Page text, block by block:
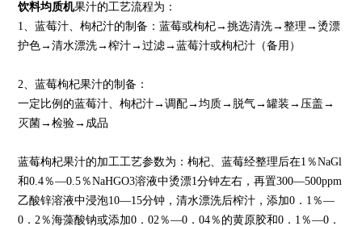
饮料均质机果汁的工艺流程为：
1、蓝莓汁、枸杞汁的制备：蓝莓或枸杞→挑选清洗→整理→烫漂
护色→清水漂洗→榨汁→过滤→蓝莓汁或枸杞汁（备用）
2、蓝莓枸杞果汁的制备：
一定比例的蓝莓汁、枸杞汁→调配→均质→脱气→罐装→压盖→
灭菌→检验→成品
蓝莓枸杞果汁的加工工艺参数为：枸杞、蓝莓经整理后在1％NaGl
和0.4％—0.5％NaHGO3溶液中烫漂1分钟左右，再置300—500ppm
乙酸锌溶液中浸泡10—15分钟，清水漂洗后榨汁，添加0．1％—
0．2％海藻酸钠或添加0．02％—0．04％的黄原胶和0．1％—0．